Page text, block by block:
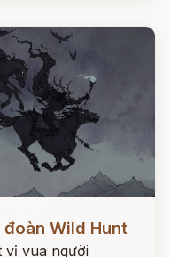
Wild Hunt
vị vua người